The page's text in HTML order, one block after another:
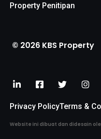
Property Penitipan
© 2026 KBS Property
Privacy PolicyTerms &
Website ini dibuat dan didesain